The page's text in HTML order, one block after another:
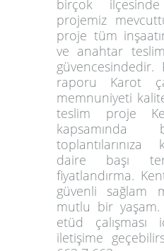
birçok
projemiz
proje tüm
ve anahtar
raporu Karot
memnuniyeti
teslim proje
kapsamında
toplantılarınıza
daire başı
fiyatlandırma.
güvenli sağlam
mutlu bir
etüd çalışması
iletişime